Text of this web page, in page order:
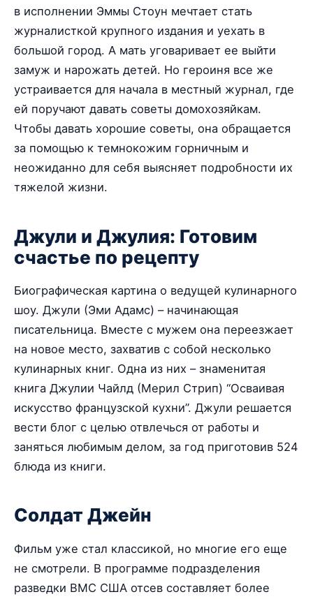
в исполнении Эммы Стоун мечтает стать
журналисткой крупного издания и уехать в
большой город. А мать уговаривает ее выйти
замуж и нарожать детей. Но героиня все же
устраивается для начала в местный журнал, где
ей поручают давать советы домохозяйкам.
Чтобы давать хорошие советы, она обращается
за помощью к темнокожим горничным и
неожиданно для себя выясняет подробности их
тяжелой жизни.
Джули и Джулия: Готовим
счастье по рецепту
Биографическая картина о ведущей кулинарного
шоу. Джули (Эми Адамс) – начинающая
писательница. Вместе с мужем она переезжает
на новое место, захватив с собой несколько
кулинарных книг. Одна из них – знаменитая
книга Джулии Чайлд (Мерил Стрип) “Осваивая
искусство французской кухни”. Джули решается
вести блог с целью отвлечься от работы и
заняться любимым делом, за год приготовив 524
блюда из книги.
Солдат Джейн
Фильм уже стал классикой, но многие его еще
не смотрели. В программе подразделения
разведки ВМС США отсев составляет более